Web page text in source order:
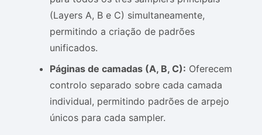
(Layers A, B e C) simultaneamente,
permitindo a criação de padrões
unificados.
Páginas de camadas (A, B, C): Oferecem
controlo separado sobre cada camada
individual, permitindo padrões de arpejo
únicos para cada sampler.